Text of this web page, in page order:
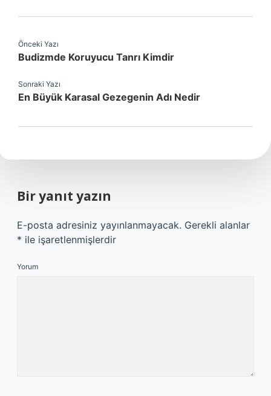
Önceki Yazı
Budizmde Koruyucu Tanrı Kimdir
Sonraki Yazı
En Büyük Karasal Gezegenin Adı Nedir
Bir yanıt yazın
E-posta adresiniz yayınlanmayacak. Gerekli alanlar
* ile işaretlenmişlerdir
Yorum